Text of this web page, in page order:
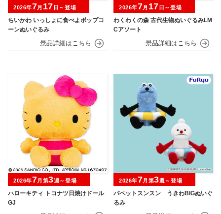
ちいかわ いっしょに食べよポップコ
ーンぬいぐるみ
2026年7月 17 日～登場
わくわくの森 古代生物ぬいぐるみLM
Cアソート
2026年7月 17 日～登場
ハローキティ トコナツ日焼けドール
GJ
2026年7月第3週～登場
パペットスンスン うきわBIGぬいぐ
るみ
2026年7月第3週～登場